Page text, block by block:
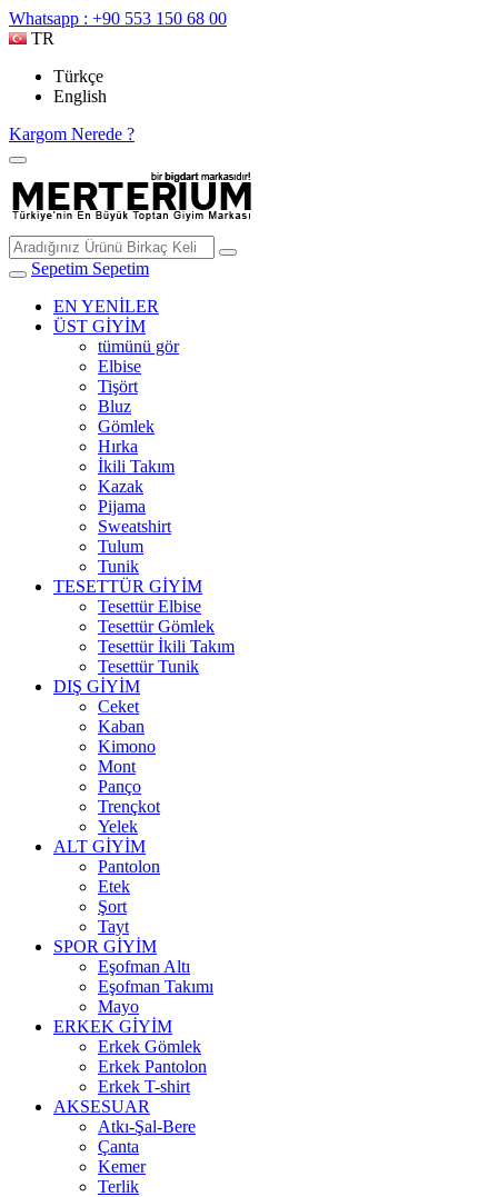
Whatsapp : +90 553 150 68 00
TR
Türkçe
English
Kargom Nerede ?
Sepetim Sepetim
EN YENİLER
ÜST GİYİM
tümünü gör
Elbise
Tişört
Bluz
Gömlek
Hırka
İkili Takım
Kazak
Pijama
Sweatshirt
Tulum
Tunik
TESETTÜR GİYİM
Tesettür Elbise
Tesettür Gömlek
Tesettür İkili Takım
Tesettür Tunik
DIŞ GİYİM
Ceket
Kaban
Kimono
Mont
Panço
Trençkot
Yelek
ALT GİYİM
Pantolon
Etek
Şort
Tayt
SPOR GİYİM
Eşofman Altı
Eşofman Takımı
Mayo
ERKEK GİYİM
Erkek Gömlek
Erkek Pantolon
Erkek T-shirt
AKSESUAR
Atkı-Şal-Bere
Çanta
Kemer
Terlik